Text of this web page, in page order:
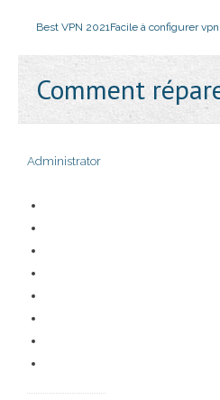
Best VPN 2021Facile à configurer vpn
Comment
Administrator